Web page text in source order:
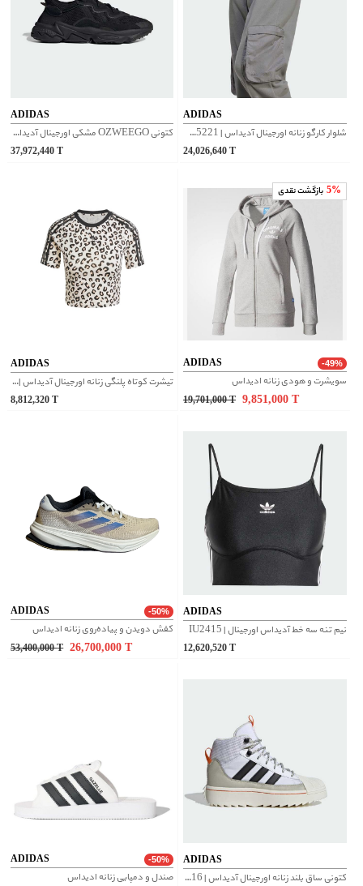
ADIDAS
کتونی OZWEEGO مشکی اورجینال آدیداس | EE6999
37,972,440
ADIDAS
شلوار کارگو زنانه اورجینال آدیداس | IW5221
24,026,640
ADIDAS
تیشرت کوتاه پلنگی زنانه اورجینال آدیداس | IW8484
8,812,320
5% بازگشت نقدی
ADIDAS -49%
سویشرت و هودی زنانه ادیداس
19,701,000 T 9,851,000
ADIDAS -50%
کفش دویدن و پیاده‌روی زنانه ادیداس
53,400,000 T 26,700,000
ADIDAS
نیم تنه سه خط آدیداس اورجینال | IU2415
12,620,520
ADIDAS -50%
صندل و دمپایی زنانه ادیداس
ADIDAS
کتونی ساق بلند زنانه اورجینال آدیداس | IG4316